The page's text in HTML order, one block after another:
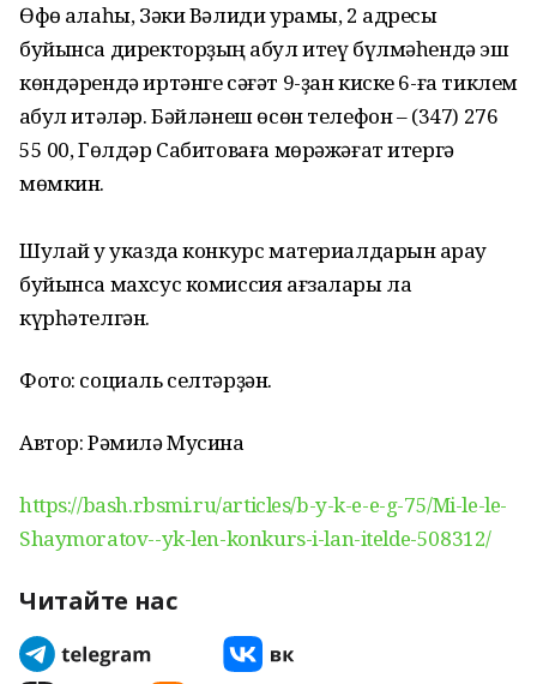
Өфө ҡалаһы, Зәки Вәлиди урамы, 2 адресы
буйынса директорҙың ҡабул итеү бүлмәһендә эш
көндәрендә иртәнге сәғәт 9-ҙан киске 6-ға тиклем
ҡабул итәләр. Бәйләнеш өсөн телефон – (347) 276
55 00, Гөлдәр Сабитоваға мөрәжәғат итергә
мөмкин.
Шулай уҡ указда конкурс материалдарын ҡарау
буйынса махсус комиссия ағзалары ла
күрһәтелгән.
Фото: социаль селтәрҙән.
Автор: Рәмилә Мусина
https://bash.rbsmi.ru/articles/b-y-k-e-e-g-75/Mi-le-le-
Shaymoratov--yk-len-konkurs-i-lan-itelde-508312/
Читайте нас